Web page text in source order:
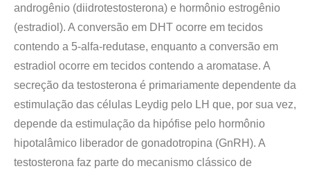
androgênio (diidrotestosterona) e hormônio estrogênio
(estradiol). A conversão em DHT ocorre em tecidos
contendo a 5-alfa-redutase, enquanto a conversão em
estradiol ocorre em tecidos contendo a aromatase. A
secreção da testosterona é primariamente dependente da
estimulação das células Leydig pelo LH que, por sua vez,
depende da estimulação da hipófise pelo hormônio
hipotalâmico liberador de gonadotropina (GnRH). A
testosterona faz parte do mecanismo clássico de